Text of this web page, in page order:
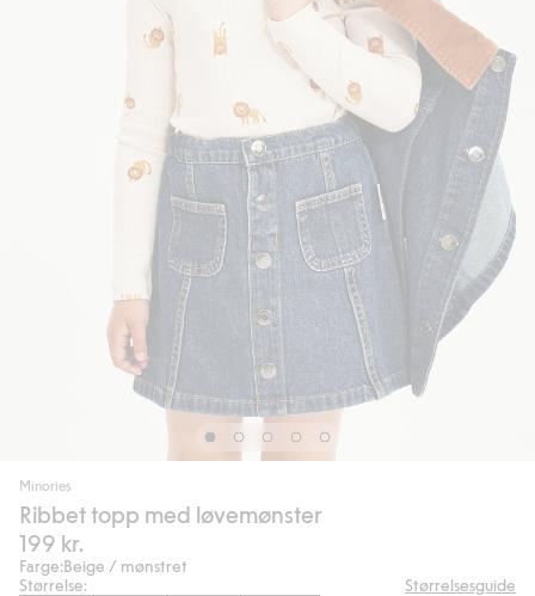
Minories
Ribbet topp med løvemønster
199 kr.
Farge:Beige / mønstret
Størrelse:
Størrelsesguide